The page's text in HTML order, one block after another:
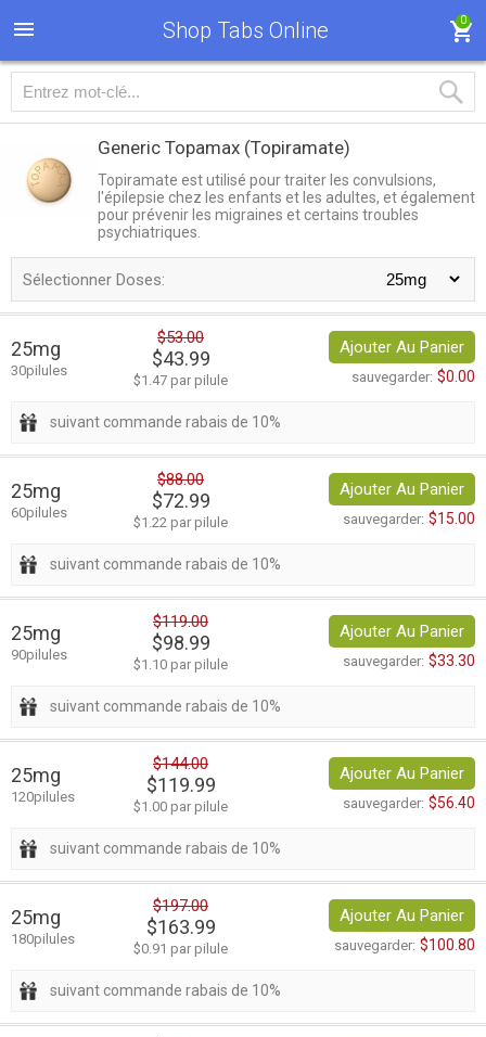
Shop Tabs Online 0
Generic Topamax (Topiramate)
Topiramate est utilisé pour traiter les convulsions,
l'épilepsie chez les enfants et les adultes, et également
pour prévenir les migraines et certains troubles
psychiatriques.
Sélectionner Doses:
25mg
30pilules
$53.00
$43.99
$1.47 par pilule
Ajouter Au Panier
sauvegarder: $0.00
suivant commande rabais de 10%
25mg
60pilules
$88.00
$72.99
$1.22 par pilule
Ajouter Au Panier
sauvegarder: $15.00
suivant commande rabais de 10%
25mg
90pilules
$119.00
$98.99
$1.10 par pilule
Ajouter Au Panier
sauvegarder: $33.30
suivant commande rabais de 10%
25mg
120pilules
$144.00
$119.99
$1.00 par pilule
Ajouter Au Panier
sauvegarder: $56.40
suivant commande rabais de 10%
25mg
180pilules
$197.00
$163.99
$0.91 par pilule
Ajouter Au Panier
sauvegarder: $100.80
suivant commande rabais de 10%